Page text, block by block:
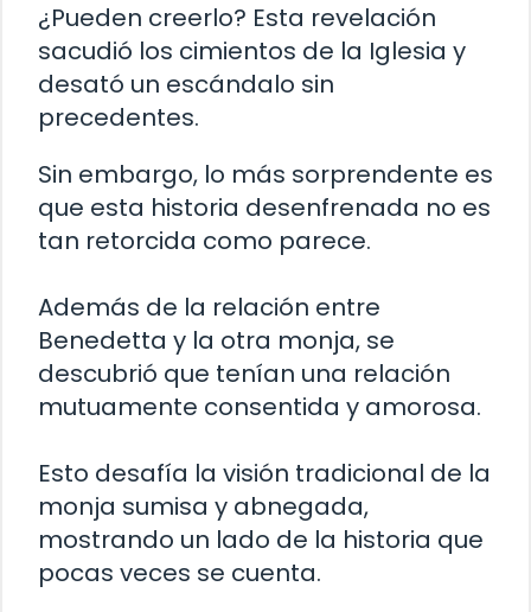
¿Pueden creerlo? Esta revelación
sacudió los cimientos de la Iglesia y
desató un escándalo sin
precedentes.
Sin embargo, lo más sorprendente es
que esta historia desenfrenada no es
tan retorcida como parece.
Además de la relación entre
Benedetta y la otra monja, se
descubrió que tenían una relación
mutuamente consentida y amorosa.
Esto desafía la visión tradicional de la
monja sumisa y abnegada,
mostrando un lado de la historia que
pocas veces se cuenta.